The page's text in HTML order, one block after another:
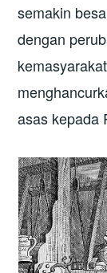
semakin
dengan
asas kepada